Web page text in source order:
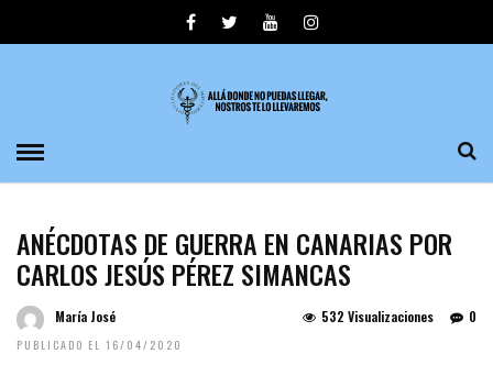
ANÉCDOTAS DE GUERRA EN CANARIAS POR
CARLOS JESÚS PÉREZ SIMANCAS
María José
PUBLICADO EL 16/04/2020
0
532 Visualizaciones